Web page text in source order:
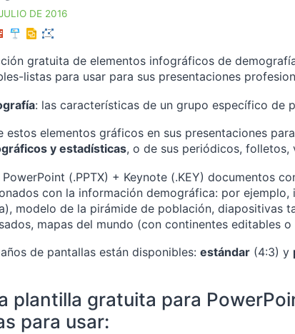
DE 2016
gratuita de elementos infográficos de
listas para usar para sus presentaciones
: las características de un grupo específico de
estos elementos gráficos en sus presentaciones
y estadísticas, o de sus periódicos, folletos,
PowerPoint (.PPTX) + Keynote (.KEY) documentos
con la información demográfica: por
modelo de la pirámide de población, diapositivas
mapas del mundo (con continentes editables
de pantallas están disponibles: estándar (4:3) y
plantilla gratuita para
para usar: